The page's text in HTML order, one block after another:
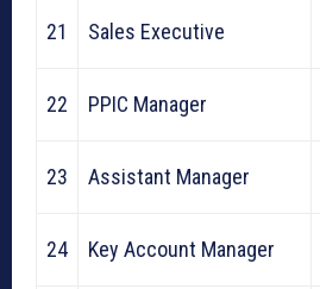
21 Sales Executive
22 PPIC Manager
23 Assistant Manager
24 Key Account Manager